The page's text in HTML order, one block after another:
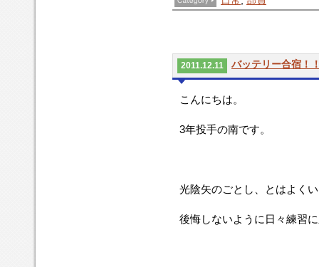
2011.12.11 バッテリー合宿！
こんにちは。
3年投手の南です。
光陰矢のごとし、とはよく
後悔しないように日々練習